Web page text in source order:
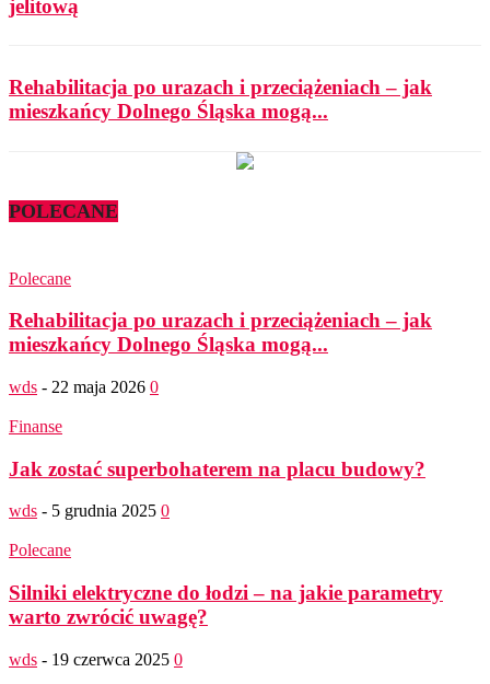
jelitową
Rehabilitacja po urazach i przeciążeniach – jak
mieszkańcy Dolnego Śląska mogą...
POLECANE
Polecane
Rehabilitacja po urazach i przeciążeniach – jak
mieszkańcy Dolnego Śląska mogą...
wds - 22 maja 2026 0
Finanse
Jak zostać superbohaterem na placu budowy?
wds - 5 grudnia 2025 0
Polecane
Silniki elektryczne do łodzi – na jakie parametry
warto zwrócić uwagę?
wds - 19 czerwca 2025 0